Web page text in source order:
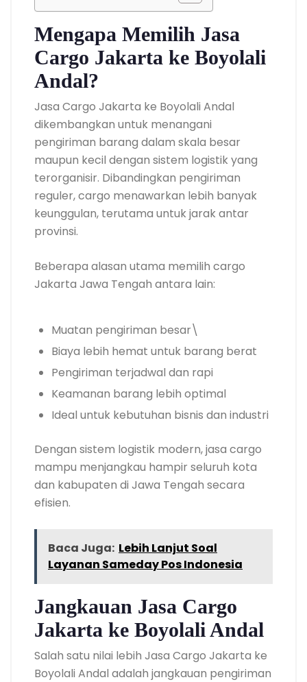
Mengapa Memilih Jasa
Cargo Jakarta ke Boyolali
Andal?
Jasa Cargo Jakarta ke Boyolali Andal
dikembangkan untuk menangani
pengiriman barang dalam skala besar
maupun kecil dengan sistem logistik yang
terorganisir. Dibandingkan pengiriman
reguler, cargo menawarkan lebih banyak
keunggulan, terutama untuk jarak antar
provinsi.
Beberapa alasan utama memilih cargo
Jakarta Jawa Tengah antara lain:
Muatan pengiriman besar\
Biaya lebih hemat untuk barang berat
Pengiriman terjadwal dan rapi
Keamanan barang lebih optimal
Ideal untuk kebutuhan bisnis dan industri
Dengan sistem logistik modern, jasa cargo
mampu menjangkau hampir seluruh kota
dan kabupaten di Jawa Tengah secara
efisien.
Baca Juga: Lebih Lanjut Soal
Layanan Sameday Pos Indonesia
Jangkauan Jasa Cargo
Jakarta ke Boyolali Andal
Salah satu nilai lebih Jasa Cargo Jakarta ke
Boyolali Andal adalah jangkauan pengiriman